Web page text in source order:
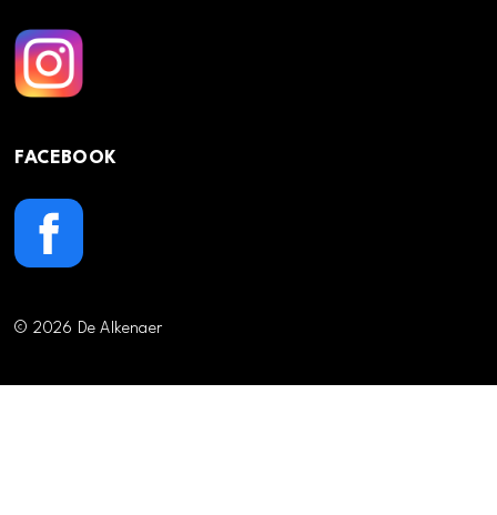
FACEBOOK
© 2026 De Alkenaer